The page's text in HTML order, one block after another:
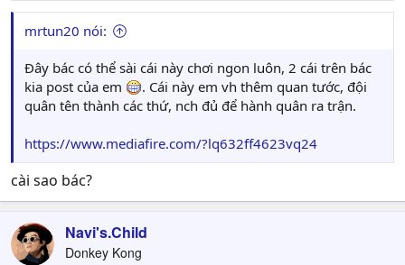
:
mrtun20 nói:
Đây bác có thể sài cái này chơi ngon luôn, 2 cái trên bác
kia post của em
. Cái này em vh thêm quan tước, đội
quân tên thành các thứ, nch đủ để hành quân ra trận.
https://www.mediafire.com/?lq632ff4623vq24
cài sao bác?
Navi's.Child
Donkey Kong